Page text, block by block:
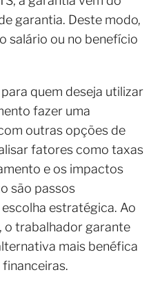
garantia. Deste modo,
salário ou no benefício
quem deseja utilizar
fazer uma
outras opções de
fatores como taxas
e os impactos
são passos
estratégica. Ao
o trabalhador garante
mais benéfica